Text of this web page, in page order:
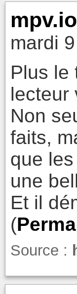
mpv.io
mardi
Plus le
lecteur
Non
faits,
que
une
Et il
(
Source :